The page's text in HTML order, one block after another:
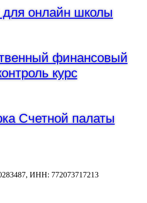
онлайн школы
финансовый
курс
Счетной палаты
ИНН: 772073717213